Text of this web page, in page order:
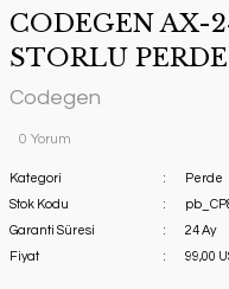
CODEGEN AX-
STORLU PERDE
Codegen
0 Yorum
Kategori
Perde
Stok Kodu
Garanti Süresi
24 Ay
Fiyat
99,00